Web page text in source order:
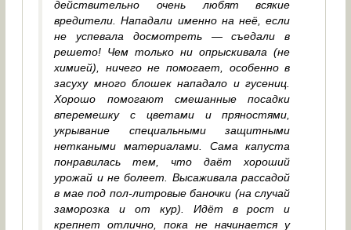
действительно очень любят всякие
вредители. Нападали именно на неё, если
не успевала досмотреть — съедали в
решето! Чем только ни опрыскивала (не
химией), ничего не помогает, особенно в
засуху много блошек нападало и гусениц.
Хорошо помогают смешанные посадки
вперемешку с цветами и пряностями,
укрывание специальными защитными
неткаными материалами. Сама капуста
понравилась тем, что даёт хороший
урожай и не болеет. Высаживала рассадой
в мае под пол-литровые баночки (на случай
заморозка и от кур). Идёт в рост и
крепнет отлично, пока не начинается у